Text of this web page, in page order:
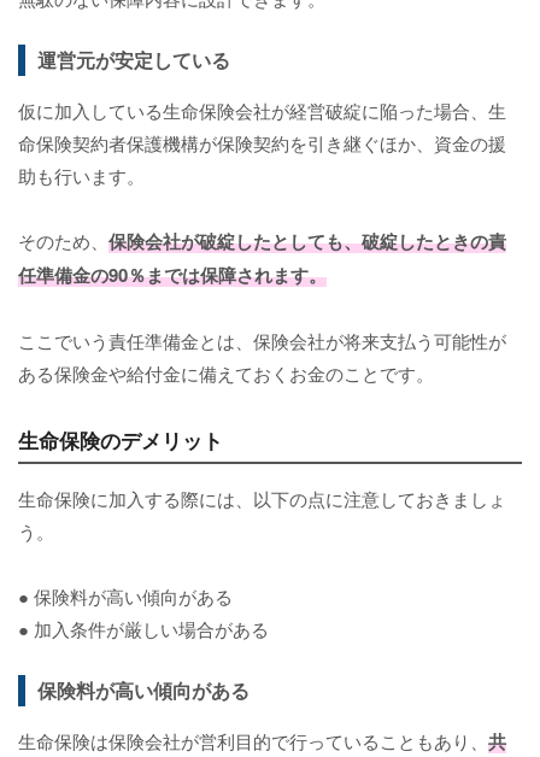
運営元が安定している
仮に加入している生命保険会社が経営破綻に陥った場合、生
命保険契約者保護機構が保険契約を引き継ぐほか、資金の援
助も行います。
そのため、 保険会社が破綻したとしても、破綻したときの責
任準備金の90％までは保障されます。
ここでいう責任準備金とは、保険会社が将来支払う可能性が
ある保険金や給付金に備えておくお金のことです。
生命保険のデメリット
生命保険に加入する際には、以下の点に注意しておきましょ
う。
● 保険料が高い傾向がある
● 加入条件が厳しい場合がある
保険料が高い傾向がある
生命保険は保険会社が営利目的で行っていることもあり、 共